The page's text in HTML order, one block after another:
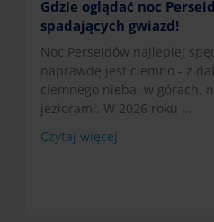
Gdzie oglądać noc
spadających gwiazd!
Noc Perseidów najlepiej
naprawdę jest ciemno - z
ciemnego nieba, w górach,
jeziorami. W 2026 roku …
Czytaj więcej